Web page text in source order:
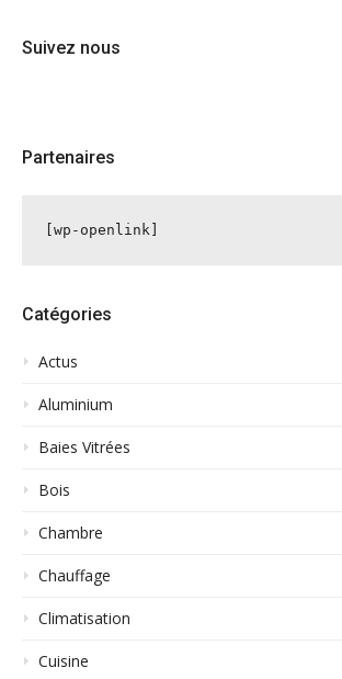
Suivez nous
Partenaires
[wp-openlink]
Catégories
Actus
Aluminium
Baies Vitrées
Bois
Chambre
Chauffage
Climatisation
Cuisine